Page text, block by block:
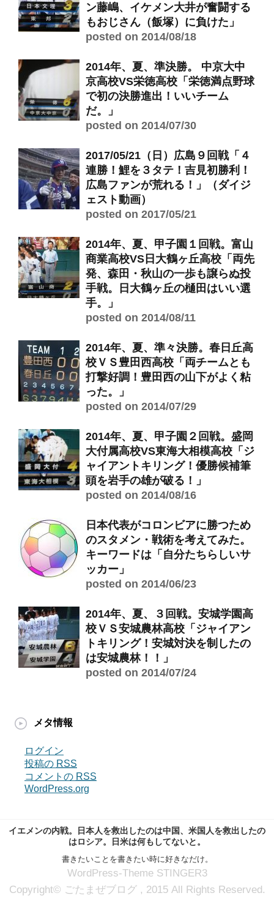
ン藤嶋、イケメン大井が奮闘する
もおじさん（飯塚）に負けた」
posted on 2014/08/18
2014年、夏、準決勝。 中京大中
京高校VS栄徳高校「栄徳満点野球
で初の決勝進出！いいチーム
だ。」
posted on 2014/07/30
2017/05/21（日）広島９回戦「４
連勝！鯉を３タテ！吉見初勝利！
広島ファンが荒れる！」（ダイジ
ェスト動画）
posted on 2017/05/21
2014年、夏、甲子園１回戦。富山
商業高校VS日大鶴ヶ丘高校「両先
発、森田・秋山の一歩も譲らぬ投
手戦。日大鶴ヶ丘の樋田はいい選
手。」
posted on 2014/08/11
2014年、夏、準々決勝。春日丘高
校ＶＳ豊田西高校「両チームとも
打撃好調！豊田西の山下がよく粘
った。」
posted on 2014/07/29
2014年、夏、甲子園２回戦。盛岡
大付属高校VS東海大相模高校「ジ
ャイアントキリング！優勝候補筆
頭を岩手の雄が破る！」
posted on 2014/08/16
日本代表がコロンビアに勝つため
のスタメン・戦術を考えてみた。
キーワードは「自分たちらしいサ
ッカー」
posted on 2014/06/23
2014年、夏、３回戦。安城学園高
校ＶＳ安城農林高校「ジャイアン
トキリング！安城対決を制したの
は安城農林！！」
posted on 2014/07/24
メタ情報
ログイン
投稿の RSS
コメントの RSS
WordPress.org
イエメンの内戦。日本人を救出したのは中国、米国人を救出したの
はロシア。日米は何もしてないと。
書きたいことを書きたい時に好きなだけ。
WordPress-Theme STINGER3
Copyright© ごたまぜブログ , 2015 All Rights Reserved.